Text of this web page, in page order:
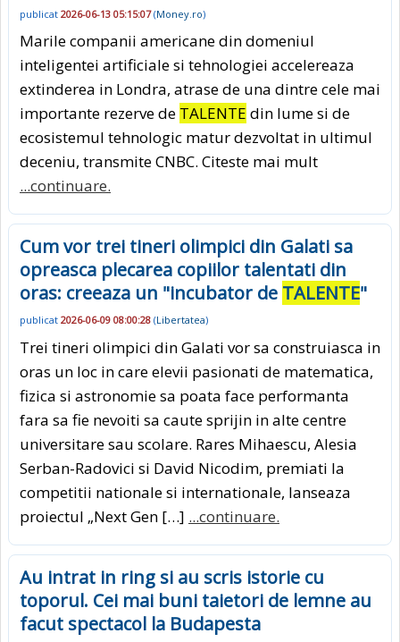
publicat 2026-06-13 05:15:07(Money.ro)
Marile companii americane din domeniul
inteligentei artificiale si tehnologiei accelereaza
extinderea in Londra, atrase de una dintre cele mai
importante rezerve de TALENTE din lume si de
ecosistemul tehnologic matur dezvoltat in ultimul
deceniu, transmite CNBC. Citeste mai mult
...continuare.
Cum vor trei tineri olimpici din Galati sa
opreasca plecarea copiilor talentati din
oras: creeaza un "incubator de TALENTE"
publicat 2026-06-09 08:00:28 (Libertatea)
Trei tineri olimpici din Galati vor sa construiasca in
oras un loc in care elevii pasionati de matematica,
fizica si astronomie sa poata face performanta
fara sa fie nevoiti sa caute sprijin in alte centre
universitare sau scolare. Rares Mihaescu, Alesia
Serban-Radovici si David Nicodim, premiati la
competitii nationale si internationale, lanseaza
proiectul „Next Gen […] ...continuare.
Au intrat in ring si au scris istorie cu
toporul. Cei mai buni taietori de lemne au
facut spectacol la Budapesta